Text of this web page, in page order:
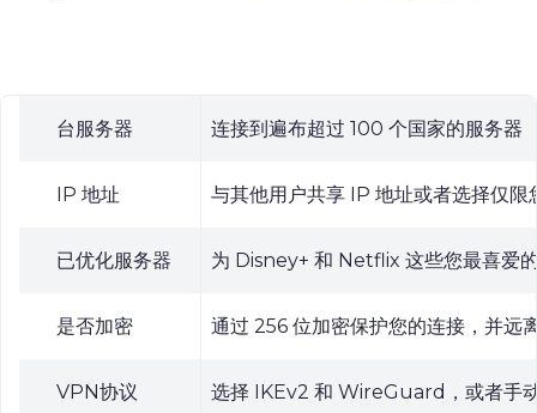
台服务器 连接到遍布超过 100 个国家的服务器
IP 地址 与其他用户共享 IP 地址或者选择仅
已优化服务器 为 Disney+ 和 Netflix 这些您最喜爱
是否加密 通过 256 位加密保护您的连接，并远
VPN协议 选择 IKEv2 和 WireGuard，或者手